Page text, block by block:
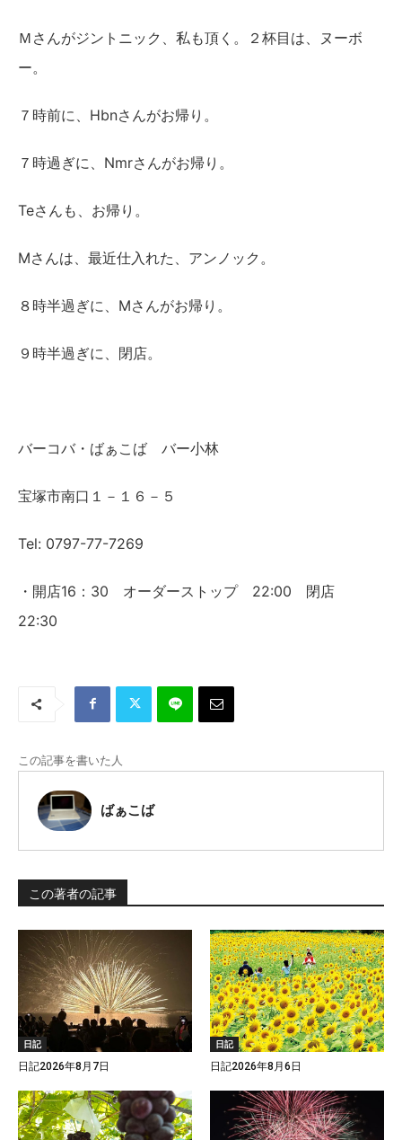
Ｍさんがジントニック、私も頂く。２杯目は、ヌーボ
ー。
７時前に、Hbnさんがお帰り。
７時過ぎに、Nmrさんがお帰り。
Teさんも、お帰り。
Mさんは、最近仕入れた、アンノック。
８時半過ぎに、Mさんがお帰り。
９時半過ぎに、閉店。
バーコバ・ばぁこば バー小林
宝塚市南口１－１６－５
Tel: 0797-77-7269
・開店16：30 オーダーストップ 22:00 閉店
22:30
この記事を書いた人
ばぁこば
この著者の記事
日記
日記2026年8月7日
日記
日記2026年8月6日